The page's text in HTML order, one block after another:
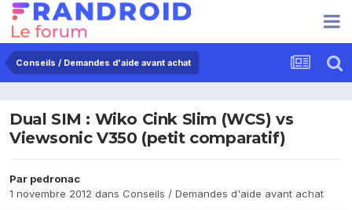
Conseils / Demandes d'aide avant achat
Dual SIM : Wiko Cink Slim (WCS) vs
Viewsonic V350 (petit comparatif)
Par pedronac
1 novembre 2012 dans Conseils / Demandes d'aide avant achat